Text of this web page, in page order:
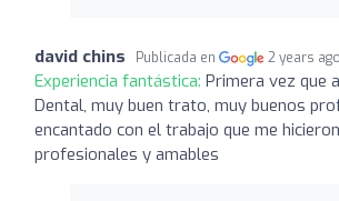
david chins Publicada en 2 years ago
Experiencia fantástica: Primera vez que
Dental, muy buen trato, muy buenos
encantado con el trabajo que me
profesionales y amables